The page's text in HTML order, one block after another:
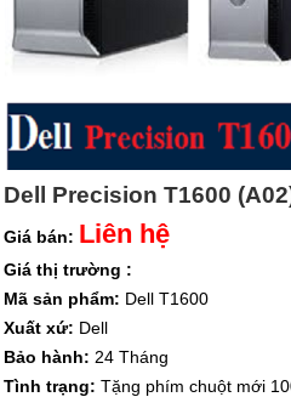
Dell Precision T1600
Giá bán: Liên hệ
Giá thị trường :
Mã sản phẩm: Dell T1600
Xuất xứ: Dell
Bảo hành: 24 Tháng
Tình trạng: Tặng phím chuột mới